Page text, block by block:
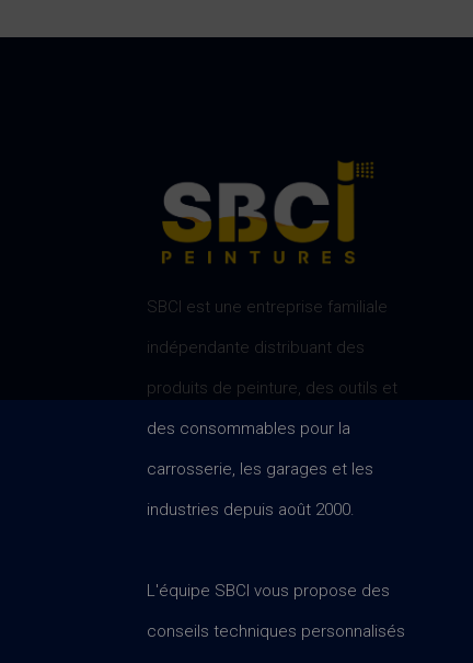
SBCI est une entreprise familiale
indépendante distribuant des
produits de peinture, des outils et
des consommables pour la
carrosserie, les garages et les
industries depuis août 2000.
L'équipe SBCI vous propose des
conseils techniques personnalisés